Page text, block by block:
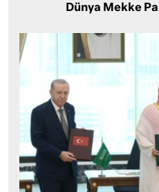
Dünya Mekke